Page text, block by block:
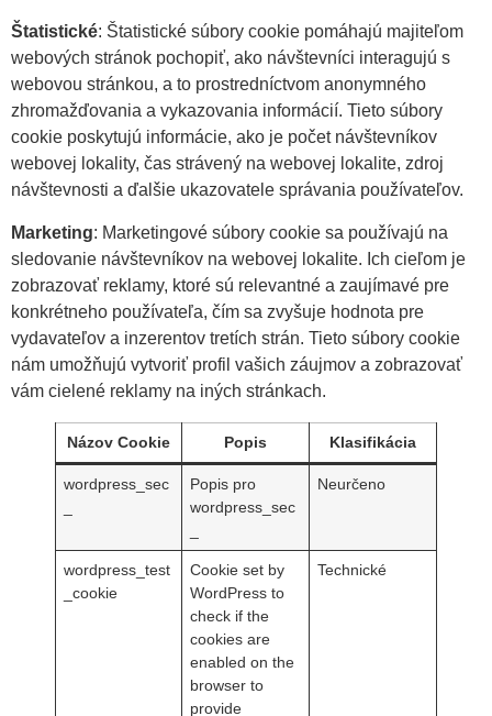
Štatistické: Štatistické súbory cookie pomáhajú majiteľom
webových stránok pochopiť, ako návštevníci interagujú s
webovou stránkou, a to prostredníctvom anonymného
zhromažďovania a vykazovania informácií. Tieto súbory
cookie poskytujú informácie, ako je počet návštevníkov
webovej lokality, čas strávený na webovej lokalite, zdroj
návštevnosti a ďalšie ukazovatele správania používateľov.
Marketing: Marketingové súbory cookie sa používajú na
sledovanie návštevníkov na webovej lokalite. Ich cieľom je
zobrazovať reklamy, ktoré sú relevantné a zaujímavé pre
konkrétneho používateľa, čím sa zvyšuje hodnota pre
vydavateľov a inzerentov tretích strán. Tieto súbory cookie
nám umožňujú vytvoriť profil vašich záujmov a zobrazovať
vám cielené reklamy na iných stránkach.
Názov Cookie Popis Klasifikácia
wordpress_sec
Popis pro
wordpress_sec
Neurčeno
wordpress_test
_cookie
Cookie set by
WordPress to
check if the
cookies are
enabled on the
browser to
provide
Technické